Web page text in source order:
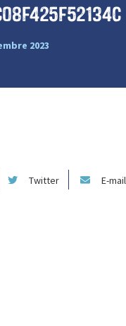
2023
Twitter E-mail